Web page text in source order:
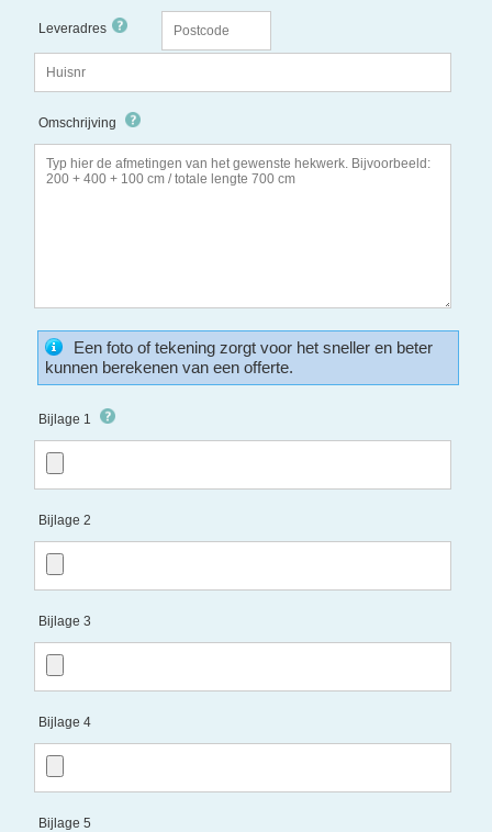
Leveradres
Omschrijving
Een foto of tekening zorgt voor het sneller en beter
kunnen berekenen van een offerte.
Bijlage 1
Bijlage 2
Bijlage 3
Bijlage 4
Bijlage 5